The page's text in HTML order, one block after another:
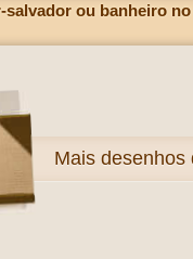
ou banheiro
Mais desenhos